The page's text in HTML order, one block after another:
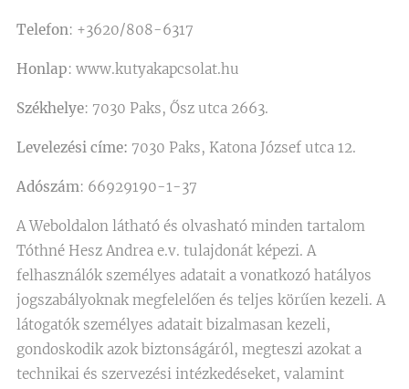
Telefon: +3620/808-6317
Honlap: www.kutyakapcsolat.hu
Székhelye: 7030 Paks, Ősz utca 2663.
Levelezési címe: 7030 Paks, Katona József utca 12.
Adószám: 66929190-1-37
A Weboldalon látható és olvasható minden tartalom
Tóthné Hesz Andrea e.v. tulajdonát képezi. A
felhasználók személyes adatait a vonatkozó hatályos
jogszabályoknak megfelelően és teljes körűen kezeli. A
látogatók személyes adatait bizalmasan kezeli,
gondoskodik azok biztonságáról, megteszi azokat a
technikai és szervezési intézkedéseket, valamint